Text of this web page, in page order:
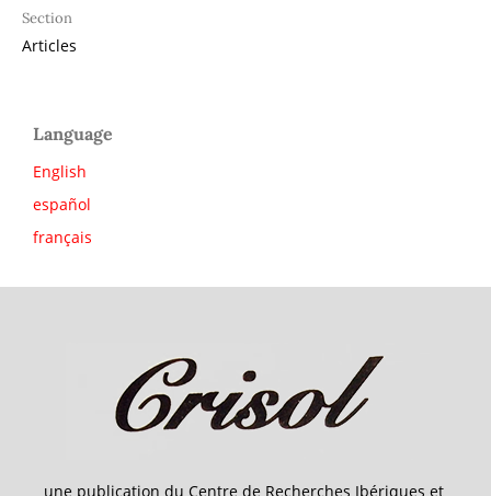
Section
Articles
Language
English
español
français
une publication du Centre de Recherches Ibériques et